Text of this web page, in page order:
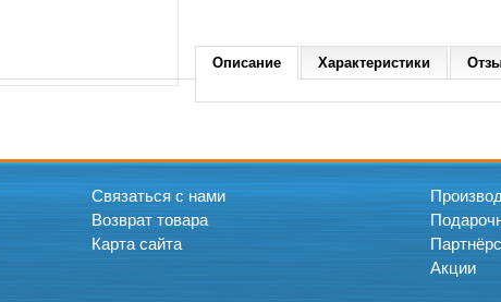
Описание Характеристики
Связаться с нами
Возврат товара
Карта сайта
Акции